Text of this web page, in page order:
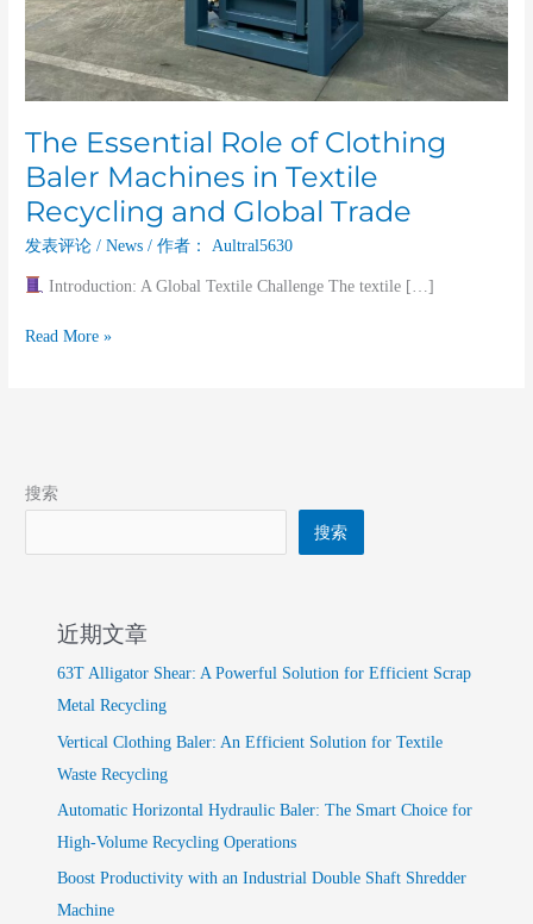
The Essential Role of Clothing
Baler Machines in Textile
Recycling and Global Trade
发表评论 /News / 作者： Aultral5630
Introduction: A Global Textile Challenge The textile […]
Read More »
搜索
搜索
近期文章
63T Alligator Shear: A Powerful Solution for Efficient Scrap
Metal Recycling
Vertical Clothing Baler: An Efficient Solution for Textile
Waste Recycling
Automatic Horizontal Hydraulic Baler: The Smart Choice for
High-Volume Recycling Operations
Boost Productivity with an Industrial Double Shaft Shredder
Machine